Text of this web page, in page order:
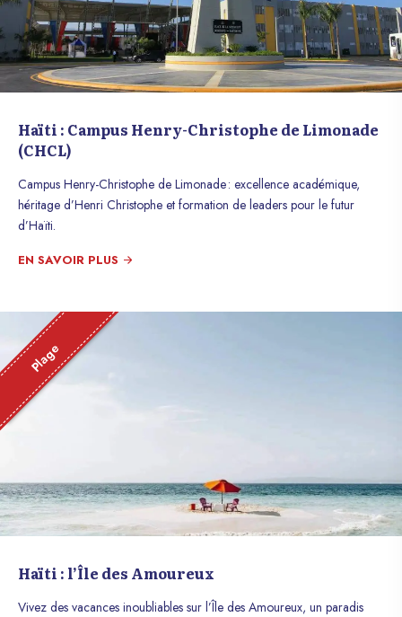
Haïti : Campus Henry-Christophe de Limonade
(CHCL)
Campus Henry-Christophe de Limonade : excellence académique,
héritage d’Henri Christophe et formation de leaders pour le futur
d’Haïti.
EN SAVOIR PLUS
Plage
Haïti : l’Île des Amoureux
Vivez des vacances inoubliables sur l’Île des Amoureux, un paradis